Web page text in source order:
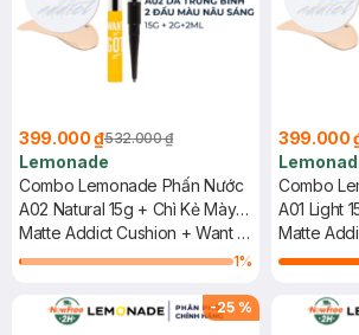
399.000 ₫532.000 ₫
Lemonade
Combo Lemonade Phấn Nước
A02 Natural 15g + Chì Kẻ Mày 2
Đầu 02 Nâu Sáng 2g+2ml
Matte Addict Cushion + Want It
Got It Dual Eyebrow #02
1%
399.000
Combo
A01 Light
Đầu 03
Matte
Got It
-25 %